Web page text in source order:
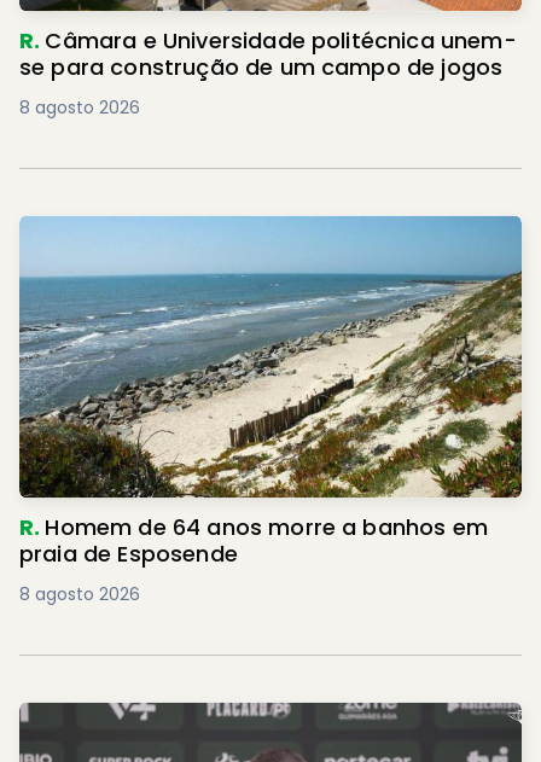
R. Câmara e Universidade politécnica unem-
se para construção de um campo de jogos
8 agosto 2026
R. Homem de 64 anos morre a banhos em
praia de Esposende
8 agosto 2026